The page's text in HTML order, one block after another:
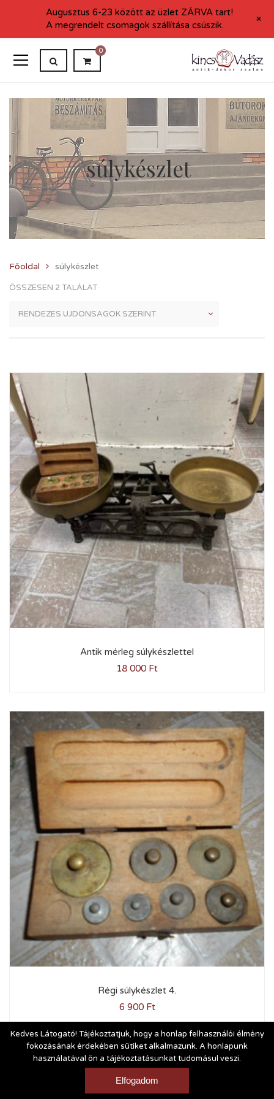
0
súlykészlet
Főoldal súlykészlet
ÖSSZESEN 2 TALÁLAT
Antik mérleg súlykészlettel
18 000 Ft
Régi súlykészlet 4.
6 900 Ft
Vásárlási és szállítási feltételek|Impresszum
Augusztus 6-23 között az üzlet ZÁRVA tart!
A megrendelt csomagok szállítása csúszik.
+
Kedves Látogató! Tájékoztatjuk, hogy a honlap felhasználói élmény
fokozásának érdekében sütiket alkalmazunk. A honlapunk
használatával ön a tájékoztatásunkat tudomásul veszi.
Elfogadom